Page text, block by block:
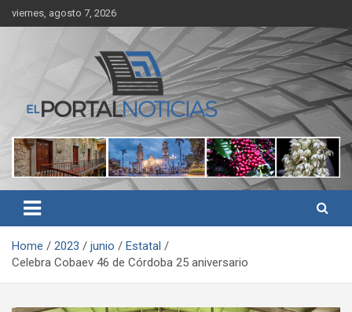
Skip
to
viernes, agosto 7, 2026
El Portal Noticias
Noticias de Córdoba, Veracruz y al región
Home 2023 junio
Estatal
Celebra Cobaev 46 de Córdoba 25 aniversario